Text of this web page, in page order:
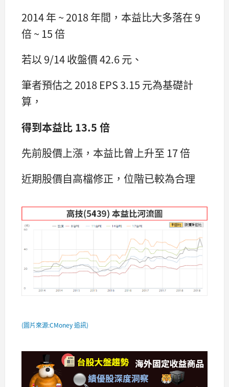
2014 年 ~ 2018 年間，本益比大多落在 9
倍 ~ 15 倍
若以 9/14 收盤價 42.6 元、
筆者預估之 2018 EPS 3.15 元為基礎計
算，
得到本益比 13.5 倍
先前股價上漲，本益比曾上升至 17 倍
近期股價自高檔修正，位階已較為合理
(圖片來源:CMoney 追訊)